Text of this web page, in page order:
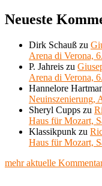
Neueste
Dirk Schauß zu
Arena di Verona,
P. Jahreis zu
Arena di Verona,
Hannelore
Neuinszenierung,
Sheryl Cupps zu
Haus für Mozart,
Klassikpunk zu
Haus für Mozart,
mehr aktuelle